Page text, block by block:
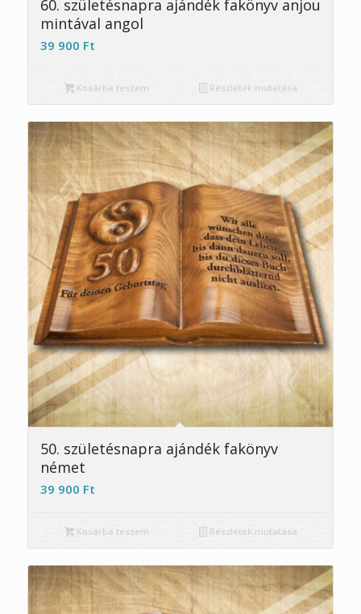
60. születésnapra ajándék fakönyv anjou
mintával angol
39 900 Ft
Kosárba teszem Részletek mutatása
5.00
50. születésnapra ajándék fakönyv
német
39 900 Ft
Kosárba teszem Részletek mutatása